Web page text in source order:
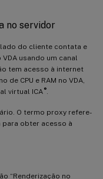
no servidor
do cliente contata e
usando um canal
tem acesso à internet
CPU e RAM no VDA,
virtual ICA ®.
O termo proxy refere-
para obter acesso à
“Renderização no